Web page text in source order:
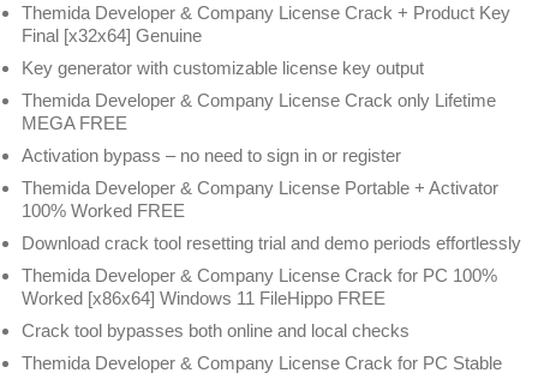
Themida Developer & Company License Crack + Product Key
Final [x32x64] Genuine
Key generator with customizable license key output
Themida Developer & Company License Crack only Lifetime
MEGA FREE
Activation bypass – no need to sign in or register
Themida Developer & Company License Portable + Activator
100% Worked FREE
Download crack tool resetting trial and demo periods effortlessly
Themida Developer & Company License Crack for PC 100%
Worked [x86x64] Windows 11 FileHippo FREE
Crack tool bypasses both online and local checks
Themida Developer & Company License Crack for PC Stable